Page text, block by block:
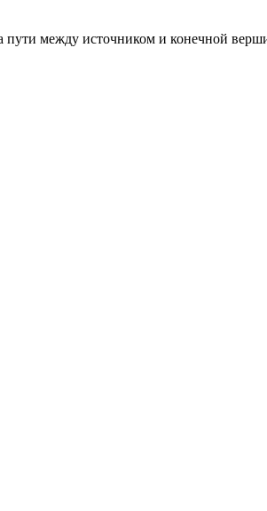
пути между источником и конечной